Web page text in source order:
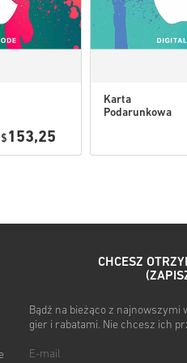
$ 153,25
Karta
Podarunkowa
CHCESZ
Bądź na bieżąco z najnowszymi
gier i rabatami. Nie chcesz ich